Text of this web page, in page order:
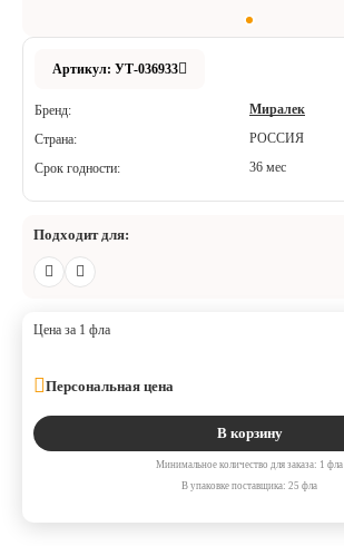
Артикул: УТ-036933
Бренд:
Миралек
Страна:
РОССИЯ
Срок годности:
36 мес
Подходит для:
Цена за 1 фла
Персональная цена
В корзину
Минимальное количество для заказа: 1 фла
В упаковке поставщика: 25 фла